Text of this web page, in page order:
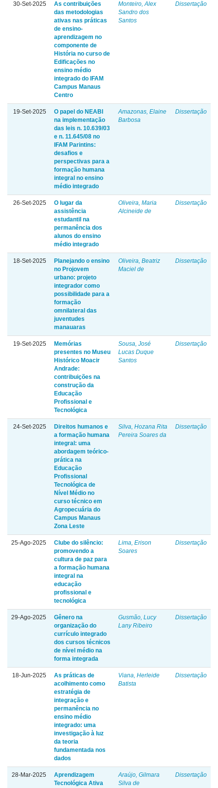
30-Set-2025
As contribuições
das metodologias
ativas nas práticas
de ensino-
aprendizagem no
componente de
História no curso de
Edificações no
ensino médio
integrado do IFAM
Campus Manaus
Centro
Monteiro, Alex
Sandro dos
Santos
Dissertação
19-Set-2025
O papel do NEABI
na implementação
das leis n. 10.639/03
e n. 11.645/08 no
IFAM Parintins:
desafios e
perspectivas para a
formação humana
integral no ensino
médio integrado
Amazonas, Elaine
Barbosa
Dissertação
26-Set-2025
O lugar da
assistência
estudantil na
permanência dos
alunos do ensino
médio integrado
Oliveira, Maria
Alcineide de
Dissertação
18-Set-2025
Planejando o ensino
no Projovem
urbano: projeto
integrador como
possibilidade para a
formação
omnilateral das
juventudes
manauaras
Oliveira, Beatriz
Maciel de
Dissertação
19-Set-2025
Memórias
presentes no Museu
Histórico Moacir
Andrade:
contribuições na
construção da
Educação
Profissional e
Tecnológica
Sousa, José
Lucas Duque
Santos
Dissertação
24-Set-2025
Direitos humanos e
a formação humana
integral: uma
abordagem teórico-
prática na
Educação
Profissional
Tecnológica de
Nível Médio no
curso técnico em
Agropecuária do
Campus Manaus
Zona Leste
Silva, Hozana Rita
Pereira Soares da
Dissertação
25-Ago-2025
Clube do silêncio:
promovendo a
cultura de paz para
a formação humana
integral na
educação
profissional e
tecnológica
Lima, Erison
Soares
Dissertação
29-Ago-2025
Gênero na
organização do
currículo integrado
dos cursos técnicos
de nível médio na
forma integrada
Gusmão, Lucy
Lany Ribeiro
Dissertação
18-Jun-2025
As práticas de
acolhimento como
estratégia de
integração e
permanência no
ensino médio
integrado: uma
investigação à luz
da teoria
fundamentada nos
dados
Viana, Herleide
Batista
Dissertação
28-Mar-2025
Aprendizagem
Tecnológica Ativa
Araújo, Gilmara
Silva de
Dissertação